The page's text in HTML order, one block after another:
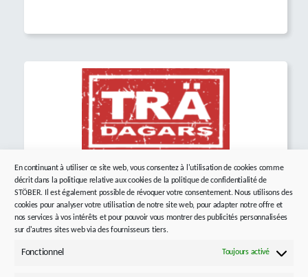
En continuant à utiliser ce site web, vous consentez à l'utilisation de cookies comme
décrit dans la politique relative aux cookies de la politique de confidentialité de
STÖBER. Il est également possible de révoquer votre consentement. Nous utilisons des
cookies pour analyser votre utilisation de notre site web, pour adapter notre offre et
nos services à vos intérêts et pour pouvoir vous montrer des publicités personnalisées
sur d'autres sites web via des fournisseurs tiers.
Fonctionnel Toujours activé
Trädagars
Jönköping, Suède
25. – 27. AUG 2026
trädagars.se